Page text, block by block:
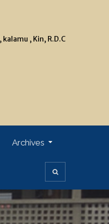
, Kin, R.D.C
Archives